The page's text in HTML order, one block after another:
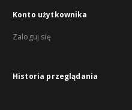
Konto użytkownika
Zaloguj się
Historia przeglądania